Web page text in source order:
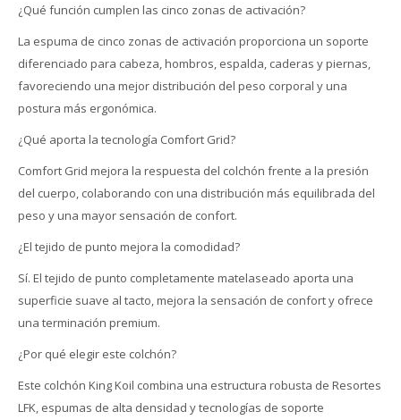
¿Qué función cumplen las cinco zonas de activación?
La espuma de cinco zonas de activación proporciona un soporte
diferenciado para cabeza, hombros, espalda, caderas y piernas,
favoreciendo una mejor distribución del peso corporal y una
postura más ergonómica.
¿Qué aporta la tecnología Comfort Grid?
Comfort Grid mejora la respuesta del colchón frente a la presión
del cuerpo, colaborando con una distribución más equilibrada del
peso y una mayor sensación de confort.
¿El tejido de punto mejora la comodidad?
Sí. El tejido de punto completamente matelaseado aporta una
superficie suave al tacto, mejora la sensación de confort y ofrece
una terminación premium.
¿Por qué elegir este colchón?
Este colchón King Koil combina una estructura robusta de Resortes
LFK, espumas de alta densidad y tecnologías de soporte